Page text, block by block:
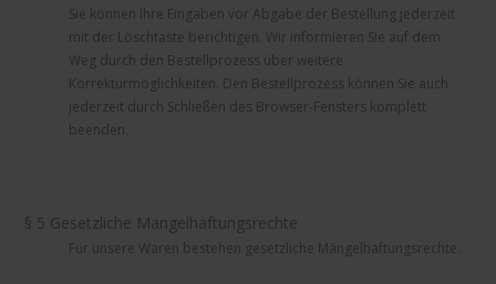
Sie können Ihre Eingaben vor Abgabe der Bestellung jederzeit
mit der Löschtaste berichtigen. Wir informieren Sie auf dem
Weg durch den Bestellprozess über weitere
Korrekturmöglichkeiten. Den Bestellprozess können Sie auch
jederzeit durch Schließen des Browser-Fensters komplett
beenden.
§ 5 Gesetzliche Mängelhaftungsrechte
Für unsere Waren bestehen gesetzliche Mängelhaftungsrechte.